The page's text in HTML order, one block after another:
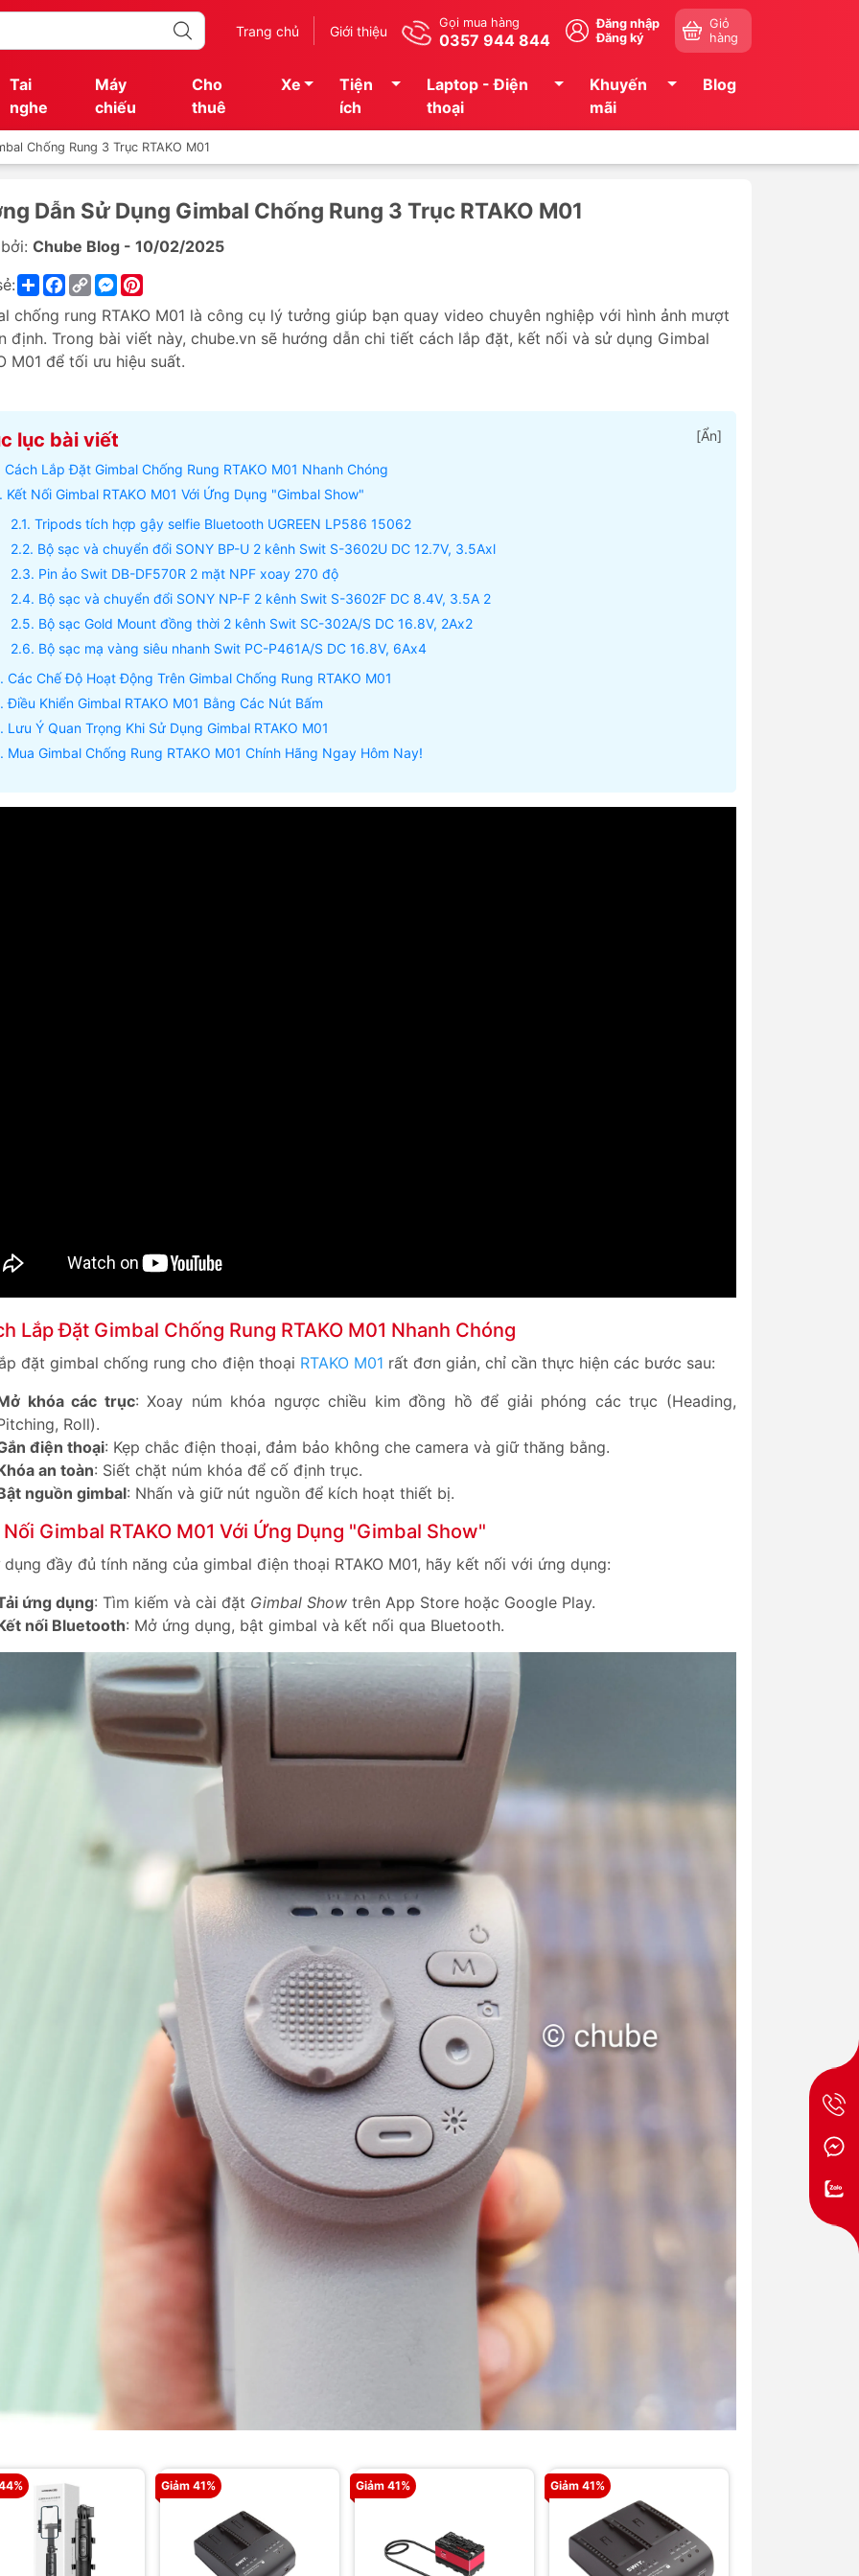
Trang chủ Giới thiệu Gọi mua hàng
0357 944 844
Đăng nhập
Đăng ký
Giỏ
hàng
Tai
nghe
Máy
chiếu
Cho
thuê
Xe
Tiện
ích
Laptop - Điện
thoại
Khuyến
mãi
Blog
Chống Rung 3 Trục RTAKO M01
Dẫn Sử Dụng Gimbal Chống Rung 3 Trục RTAKO M01
Chube Blog - 10/02/2025
ShareFacebook
Copy
Link
Messenger
chống rung RTAKO M01 là công cụ lý tưởng giúp bạn quay video chuyên nghiệp với hình ảnh mượt
định. Trong bài viết này, chube.vn sẽ hướng dẫn chi tiết cách lắp đặt, kết nối và sử dụng Gimbal
M01 để tối ưu hiệu suất.
lục bài viết [Ẩn]
Cách Lắp Đặt Gimbal Chống Rung RTAKO M01 Nhanh Chóng
Kết Nối Gimbal RTAKO M01 Với Ứng Dụng "Gimbal Show"
Tripods tích hợp gậy selfie Bluetooth UGREEN LP586 15062
Bộ sạc và chuyển đổi SONY BP-U 2 kênh Swit S-3602U DC 12.7V, 3.5Axl
Pin ảo Swit DB-DF570R 2 mặt NPF xoay 270 độ
Bộ sạc và chuyển đổi SONY NP-F 2 kênh Swit S-3602F DC 8.4V, 3.5A 2
Bộ sạc Gold Mount đồng thời 2 kênh Swit SC-302A/S DC 16.8V, 2Ax2
Bộ sạc mạ vàng siêu nhanh Swit PC-P461A/S DC 16.8V, 6Ax4
Các Chế Độ Hoạt Động Trên Gimbal Chống Rung RTAKO M01
Điều Khiển Gimbal RTAKO M01 Bằng Các Nút Bấm
Lưu Ý Quan Trọng Khi Sử Dụng Gimbal RTAKO M01
Mua Gimbal Chống Rung RTAKO M01 Chính Hãng Ngay Hôm Nay!
Lắp Đặt Gimbal Chống Rung RTAKO M01 Nhanh Chóng
đặt gimbal chống rung cho điện thoại RTAKO M01 rất đơn giản, chỉ cần thực hiện các bước sau:
khóa các trục: Xoay núm khóa ngược chiều kim đồng hồ để giải phóng các trục (Heading,
Roll).
điện thoại: Kẹp chắc điện thoại, đảm bảo không che camera và giữ thăng bằng.
an toàn: Siết chặt núm khóa để cố định trục.
nguồn gimbal: Nhấn và giữ nút nguồn để kích hoạt thiết bị.
Gimbal RTAKO M01 Với Ứng Dụng "Gimbal Show"
đầy đủ tính năng của gimbal điện thoại RTAKO M01, hãy kết nối với ứng dụng:
ứng dụng: Tìm kiếm và cài đặt Gimbal Show trên App Store hoặc Google Play.
nối Bluetooth: Mở ứng dụng, bật gimbal và kết nối qua Bluetooth.
Giảm 41% Giảm 41% Giảm 41%